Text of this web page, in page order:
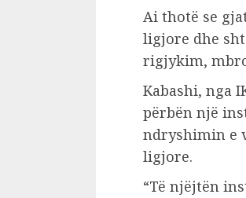
Ai thotë se
ligjore dhe
rigjykim,
Kabashi, nga
përbën një
ndryshimin e
ligjore.
“Të njëjtën